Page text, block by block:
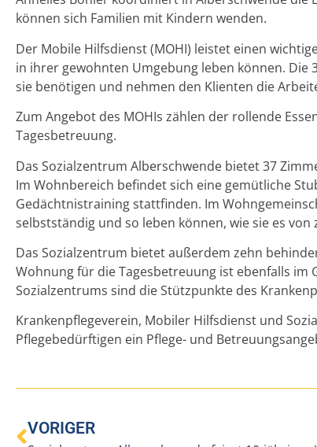
können sich Familien mit Kindern wenden.
Der Mobile Hilfsdienst (MOHI) leistet einen
in ihrer gewohnten Umgebung leben können.
sie benötigen und nehmen den Klienten die
Zum Angebot des MOHIs zählen der rollende
Tagesbetreuung.
Das Sozialzentrum Alberschwende bietet 37
Im Wohnbereich befindet sich eine gemütliche
Gedächtnistraining stattfinden. Im
selbstständig und so leben können, wie sie es von
Das Sozialzentrum bietet außerdem zehn
Wohnung für die Tagesbetreuung ist ebenfalls im
Sozialzentrums sind die Stützpunkte des
Krankenpflegeverein, Mobiler Hilfsdienst und
Pflegebedürftigen ein Pflege- und
VORIGER